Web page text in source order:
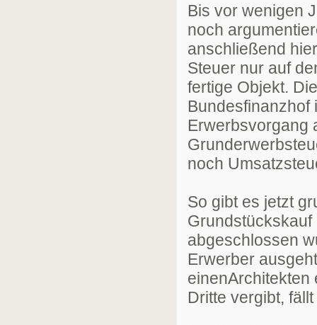
Bis vor wenigen
noch
anschließend
Steuer nur auf
fertige Objekt.
Bundesfinanzhof
Erwerbsvorgang
noch
So gibt es jetzt
abgeschlossen
Erwerber
einenArchitekten
Dritte vergibt,